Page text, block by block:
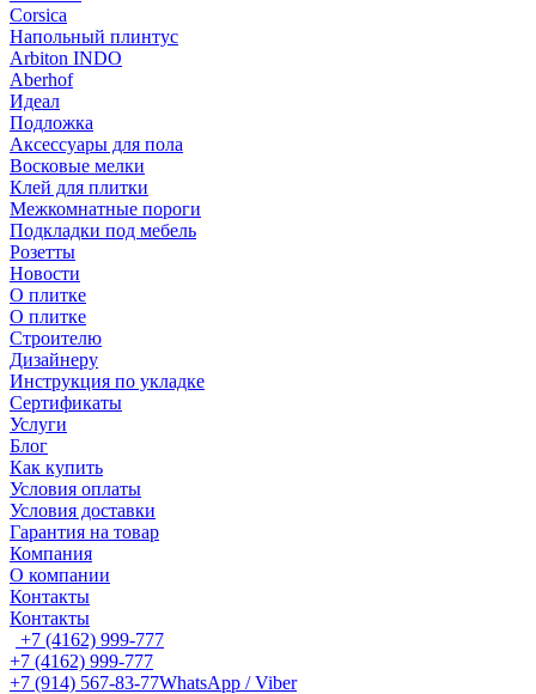
Corsica
Напольный плинтус
Arbiton INDO
Aberhof
Идеал
Подложка
Аксессуары для пола
Восковые мелки
Клей для плитки
Межкомнатные пороги
Подкладки под мебель
Розетты
Новости
О плитке
О плитке
Строителю
Дизайнеру
Инструкция по укладке
Сертификаты
Услуги
Блог
Как купить
Условия оплаты
Условия доставки
Гарантия на товар
Компания
О компании
Контакты
Контакты
+7 (4162) 999-777
+7 (4162) 999-777
+7 (914) 567-83-77WhatsApp / Viber